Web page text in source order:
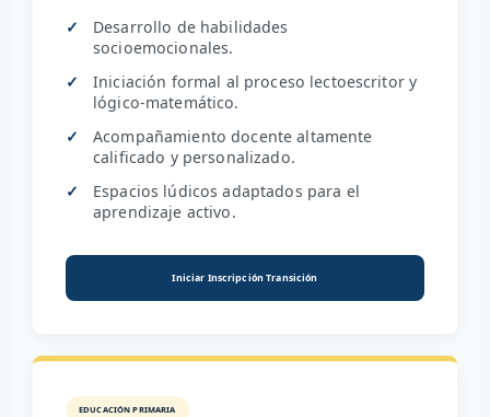
Desarrollo de habilidades
socioemocionales.
Iniciación formal al proceso lectoescritor y
lógico-matemático.
Acompañamiento docente altamente
calificado y personalizado.
Espacios lúdicos adaptados para el
aprendizaje activo.
Iniciar Inscripción Transición
EDUCACIÓN PRIMARIA